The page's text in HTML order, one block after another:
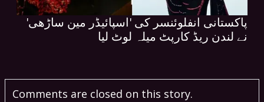
پاکستانی انفلوئنسر کی 'اسپائیڈر مین ساڑھی'
نے لندن ریڈ کارپٹ میلہ لوٹ لیا
Comments are closed on this story.